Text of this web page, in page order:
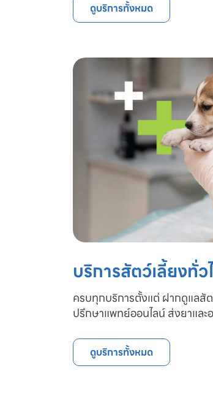
ดูบริการทั้งหมด
บริการสัตว์เลี้ยงทั่ว
ครบทุกบริการตั้งแต่ ฝากดูแลสั
ปรึกษาแพทย์ออนไลน์ ส่งยาและ
ดูบริการทั้งหมด